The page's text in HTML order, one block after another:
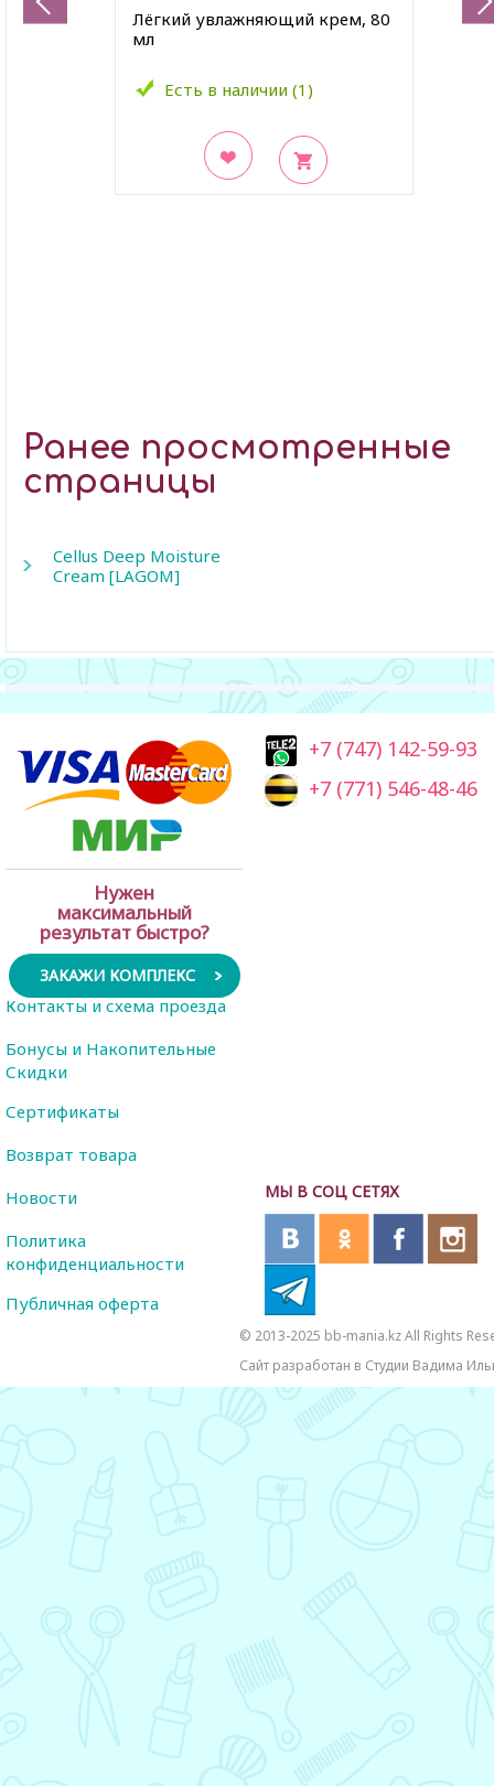
Лёгкий увлажняющий крем, 80
мл
Есть в наличии (1)
Ранее просмотренные
страницы
Cellus Deep Moisture
Cream [LAGOM]
Нужен
максимальный
результат быстро?
ЗАКАЖИ КОМПЛЕКС
+7 (747) 142-59-93
+7 (771) 546-48-46
МЫ В СОЦ СЕТЯХ
Контакты и схема проезда
Бонусы и Накопительные
Скидки
Сертификаты
Возврат товара
Новости
Политика
конфиденциальности
Публичная оферта
© 2013-2025 bb-mania.kz All Rights
Сайт разработан в Студии Вадима